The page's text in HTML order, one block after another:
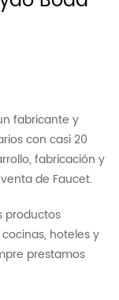
fabricante y
con casi 20
fabricación y
de Faucet.
productos
hoteles y
prestamos